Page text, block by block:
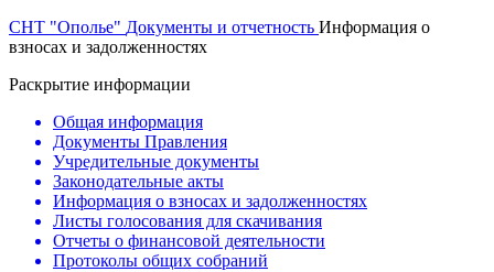
СНТ "Ополье" Документы и отчетность Информация о
взносах и задолженностях
Раскрытие информации
Общая информация
Документы Правления
Учредительные документы
Законодательные акты
Информация о взносах и задолженностях
Листы голосования для скачивания
Отчеты о финансовой деятельности
Протоколы общих собраний